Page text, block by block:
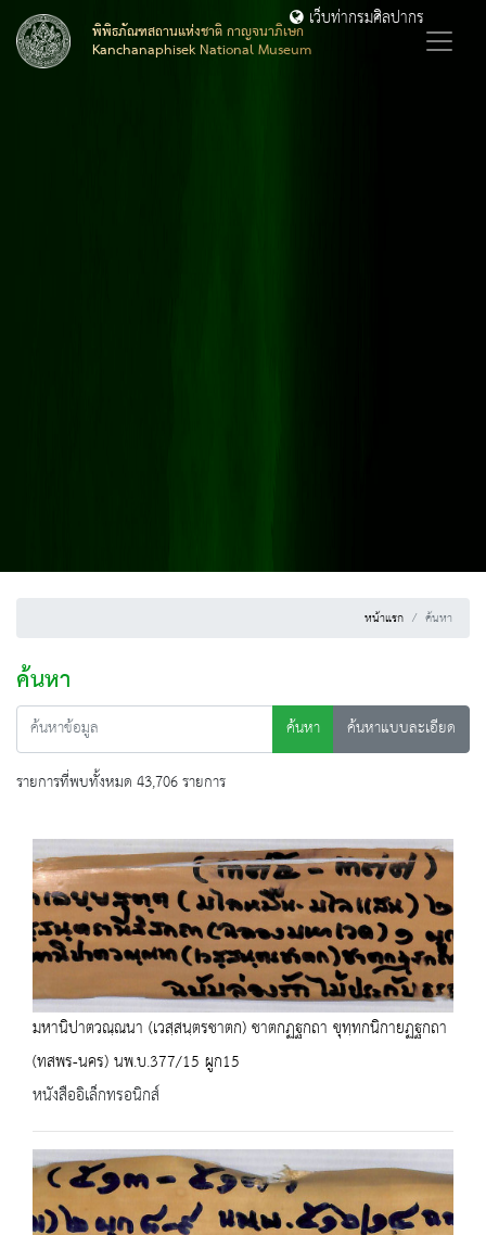
พิพิธภัณฑสถานแห่งชาติ กาญจนาภิเษก
Kanchanaphisek National Museum
เว็บท่ากรมศิลปากร
หน้าแรก ค้นหา
ค้นหา
ค้นหา
ค้นหาแบบละเอียด
รายการที่พบทั้งหมด 43,706 รายการ
มหานิปาตวณฺณนา (เวสฺสนฺตรชาตก) ชาตกฏฐกถา ขุทฺทกนิกายฏฐกถา
(ทสพร-นคร) นพ.บ.377/15 ผูก15
หนังสืออิเล็กทรอนิกส์